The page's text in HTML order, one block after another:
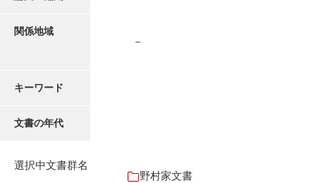
関係地域
－
キーワード
文書の年代
選択中文書群名
野村家文書